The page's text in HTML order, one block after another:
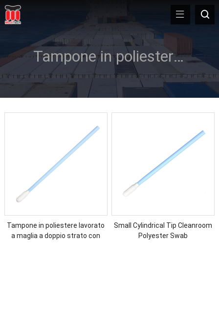
Tampone in poliestere con manico corto
Tampone in poliestere lavorato
a maglia a doppio strato con
Small Cylindrical Tip Cleanroom
Polyester Swab